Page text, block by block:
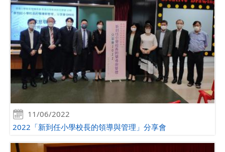
11/06/2022
2022「新到任小學校長的領導與管理」分享會